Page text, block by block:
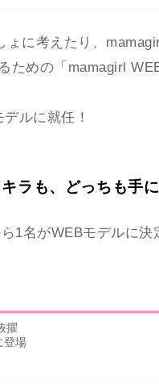
に考えたり、
ための「mamagirl
ルに就任！
ラも、どっちも手
1名がWEBモデルに決
擢
登場